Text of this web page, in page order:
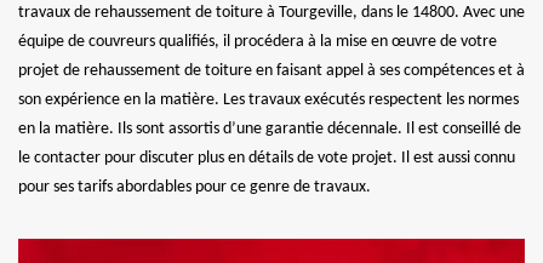
travaux de rehaussement de toiture à Tourgeville, dans le 14800. Avec une
équipe de couvreurs qualifiés, il procédera à la mise en œuvre de votre
projet de rehaussement de toiture en faisant appel à ses compétences et à
son expérience en la matière. Les travaux exécutés respectent les normes
en la matière. Ils sont assortis d’une garantie décennale. Il est conseillé de
le contacter pour discuter plus en détails de vote projet. Il est aussi connu
pour ses tarifs abordables pour ce genre de travaux.